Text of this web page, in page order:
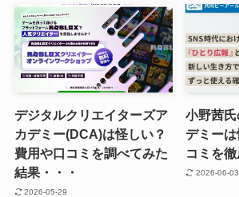
デジタルクリエイターズア
カデミー(DCA)は怪しい？
費用や口コミを調べてみた
結果・・・
2026-05-29
小野茜
デミー
コミを
2026-06-03